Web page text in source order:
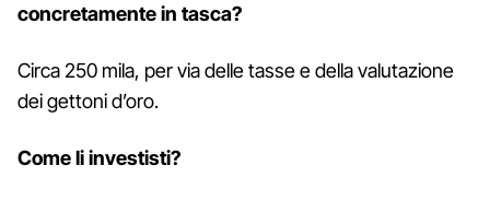
concretamente in tasca?
Circa 250 mila, per via delle tasse e della valutazione
dei gettoni d’oro.
Come li investisti?